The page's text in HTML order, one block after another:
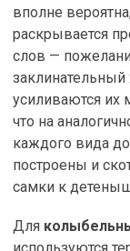
вполне
раскрывается
слов —
усиливаются их
что на
каждого вида
построены и
самки к
Для